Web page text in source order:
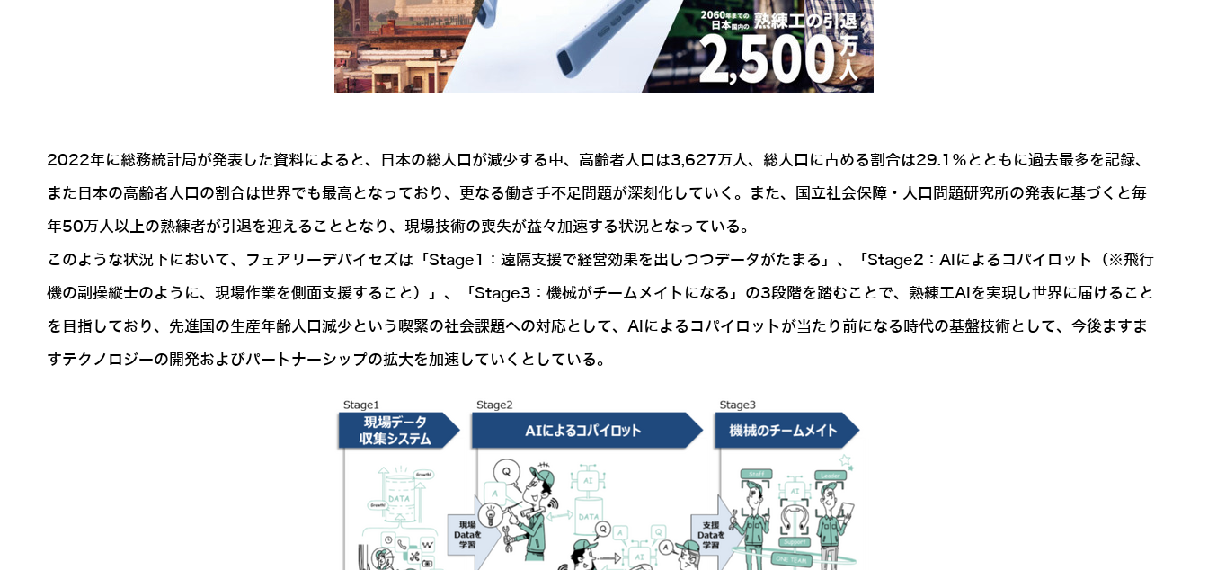
2022年に総務統計局が発表した資料によると、日本の総人口が減少する中、高齢者人口は3,627万人、総人口に占める割合は29.1％とともに過去最多を記録、
また日本の高齢者人口の割合は世界でも最高となっており、更なる働き手不足問題が深刻化していく。また、国立社会保障・人口問題研究所の発表に基づくと毎
年50万人以上の熟練者が引退を迎えることとなり、現場技術の喪失が益々加速する状況となっている。
このような状況下において、フェアリーデバイセズは「Stage1：遠隔支援で経営効果を出しつつデータがたまる」、「Stage2：AIによるコパイロット（※飛行
機の副操縦士のように、現場作業を側面支援すること）」、「Stage3：機械がチームメイトになる」の3段階を踏むことで、熟練工AIを実現し世界に届けること
を目指しており、先進国の生産年齢人口減少という喫緊の社会課題への対応として、AIによるコパイロットが当たり前になる時代の基盤技術として、今後ますま
すテクノロジーの開発およびパートナーシップの拡大を加速していくとしている。